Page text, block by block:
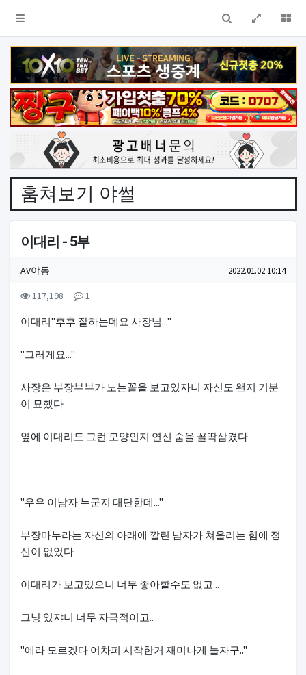
전체창더
훔쳐보기 야썰
이대리 - 5부
작성자 정보
AV야동 작성일
2022.01.02 10:14
컨텐츠 정보
117,198 조회 1
본문
이대리"후후 잘하는데요 사장님..."
"그러게요..."
사장은 부장부부가 노는꼴을 보고있자니 자신도 왠지 기분
이 묘했다
옆에 이대리도 그런 모양인지 연신 숨을 꼴딱삼켰다
"우우 이남자 누군지 대단한데..."
부장마누라는 자신의 아래에 깔린 남자가 쳐올리는 힘에 정
신이 없었다
이대리가 보고있으니 너무 좋아할수도 없고...
그냥 있쟈니 너무 자극적이고..
"에라 모르겠다 어차피 시작한거 재미나게 놀자구.."